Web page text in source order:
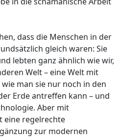
dass die Menschen in der
gleich waren: Sie
lebten ganz ähnlich wie wir,
Welt – eine Welt mit
man sie nur noch in den
Erde antreffen kann – und
Aber mit
eine regelrechte
zur modernen